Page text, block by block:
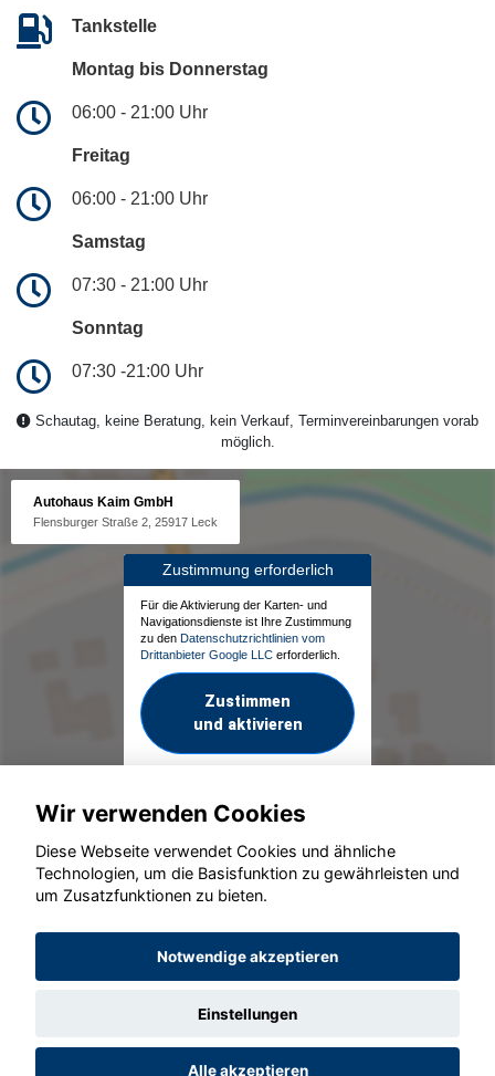
Tankstelle
Montag bis Donnerstag
06:00 - 21:00 Uhr
Freitag
06:00 - 21:00 Uhr
Samstag
07:30 - 21:00 Uhr
Sonntag
07:30 -21:00 Uhr
Schautag, keine Beratung, kein Verkauf, Terminvereinbarungen vorab
möglich.
Autohaus Kaim GmbH
Flensburger Straße 2, 25917 Leck
Zustimmung erforderlich
Für die Aktivierung der Karten- und
Navigationsdienste ist Ihre Zustimmung
zu den Datenschutzrichtlinien vom
Drittanbieter Google LLC erforderlich.
Zustimmen
und aktivieren
© konjunkturmotor.de GmbH 2020 - 2026
Wir verwenden Cookies
Diese Webseite verwendet Cookies und ähnliche
Technologien, um die Basisfunktion zu gewährleisten und
um Zusatzfunktionen zu bieten.
Notwendige akzeptieren
Einstellungen
Alle akzeptieren